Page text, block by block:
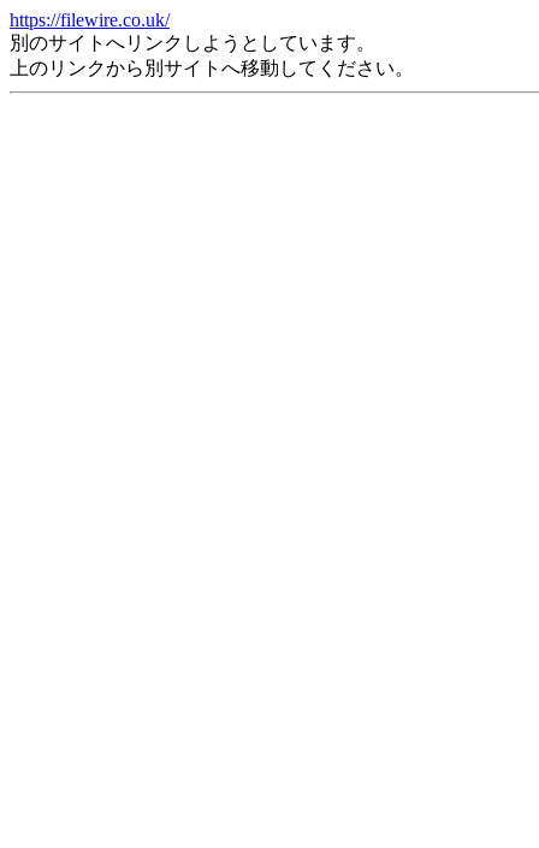
https://filewire.co.uk/
別のサイトへリンクしようとしています。
上のリンクから別サイトへ移動してください。